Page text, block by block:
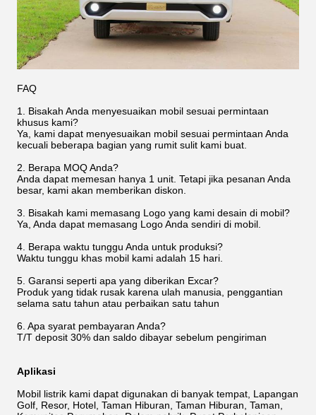
FAQ
1. Bisakah Anda menyesuaikan mobil sesuai permintaan
khusus kami?
Ya, kami dapat menyesuaikan mobil sesuai permintaan Anda
kecuali beberapa bagian yang rumit sulit kami buat.
2. Berapa MOQ Anda?
Anda dapat memesan hanya 1 unit. Tetapi jika pesanan Anda
besar, kami akan memberikan diskon.
3. Bisakah kami memasang Logo yang kami desain di mobil?
Ya, Anda dapat memasang Logo Anda sendiri di mobil.
4. Berapa waktu tunggu Anda untuk produksi?
Waktu tunggu khas mobil kami adalah 15 hari.
5. Garansi seperti apa yang diberikan Excar?
Produk yang tidak rusak karena ulah manusia, penggantian
selama satu tahun atau perbaikan satu tahun
6. Apa syarat pembayaran Anda?
T/T deposit 30% dan saldo dibayar sebelum pengiriman
Aplikasi
Mobil listrik kami dapat digunakan di banyak tempat, Lapangan
Golf, Resor, Hotel, Taman Hiburan, Taman Hiburan, Taman,